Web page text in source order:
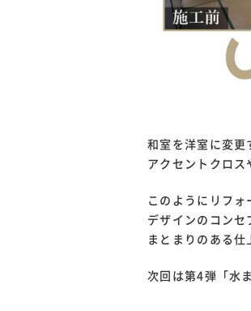
和室を洋室に変更
アクセントクロス
このようにリフォ
デザインのコンセ
まとまりのある
次回は第4弾「水